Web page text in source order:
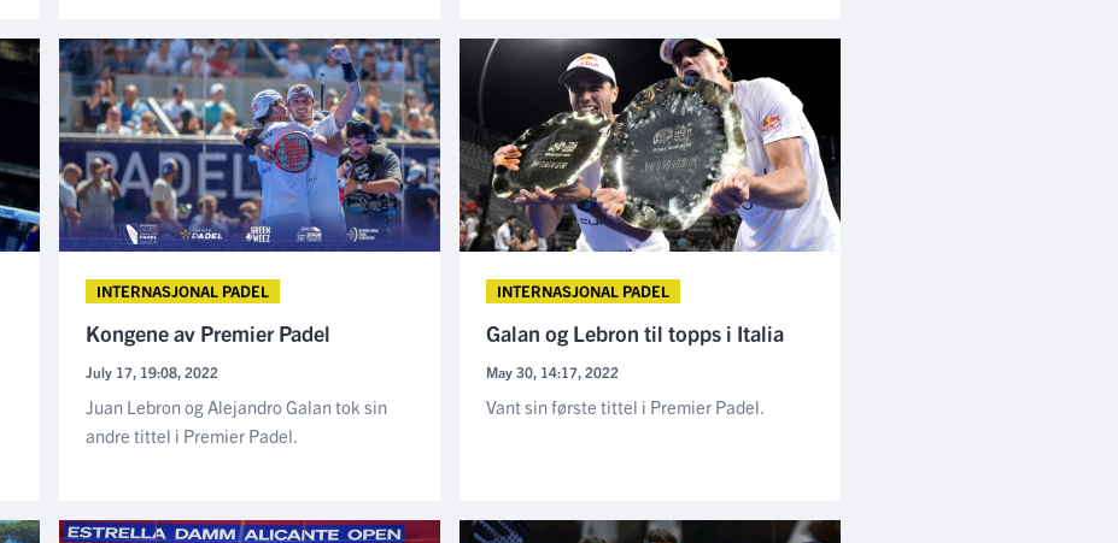
INTERNASJONAL PADEL
Kongene av Premier Padel
July 17, 19:08, 2022
Juan Lebron og Alejandro Galan tok sin
andre tittel i Premier Padel.
INTERNASJONAL PADEL
Galan og Lebron til topps i Italia
May 30, 14:17, 2022
Vant sin første tittel i Premier Padel.